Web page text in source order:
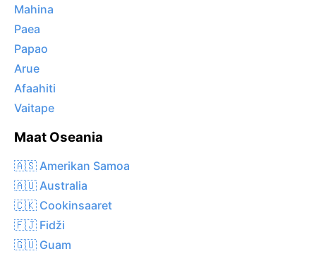
Mahina
Paea
Papao
Arue
Afaahiti
Vaitape
Maat Oseania
🇦🇸 Amerikan Samoa
🇦🇺 Australia
🇨🇰 Cookinsaaret
🇫🇯 Fidži
🇬🇺 Guam